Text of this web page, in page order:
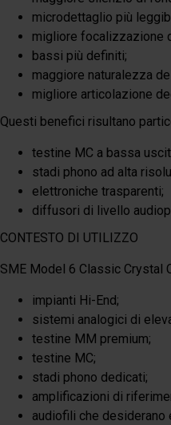
microdettaglio più
migliore focalizzazione
bassi più definiti;
maggiore naturalezza
migliore articolazione
Questi benefici risultano
testine MC a bassa
stadi phono ad alta
elettroniche trasparenti;
diffusori di livello
CONTESTO DI UTILIZZO
SME Model 6 Classic Crystal
impianti Hi-End;
sistemi analogici di
testine MM premium;
testine MC;
stadi phono dedicati;
amplificazioni di
audiofili che desiderano